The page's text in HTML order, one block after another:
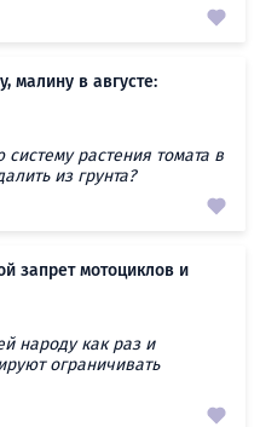
малину в августе:
растения томата в
из грунта?
запрет мотоциклов и
народу как раз и
ограничивать